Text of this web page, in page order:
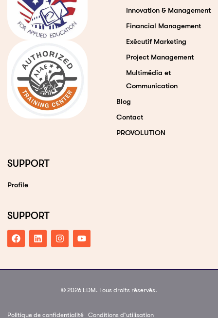
Innovation & Management
Financial Management
Exécutif Marketing
Project Management
Multimédia et
Communication
Blog
Contact
PROVOLUTION
SUPPORT
Profile
SUPPORT
© 2026 EDM. Tous droits réservés.
Politique de confidentialité Conditions d’utilisation